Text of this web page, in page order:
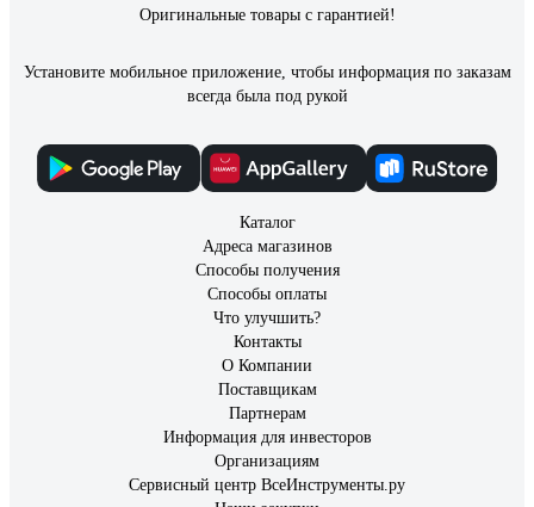
Оригинальные товары с гарантией!
Установите мобильное приложение, чтобы информация по заказам
всегда была под рукой
Каталог
Адреса магазинов
Способы получения
Способы оплаты
Что улучшить?
Контакты
О Компании
Поставщикам
Партнерам
Информация для инвесторов
Организациям
Сервисный центр ВсеИнструменты.ру